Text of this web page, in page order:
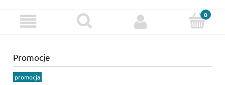
Promocje
promocja